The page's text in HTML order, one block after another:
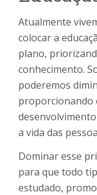
Atualmente
colocar a
plano,
conhecimento.
poderemos
proporcionando
a vida das
Dominar esse
para que todo
estudado,